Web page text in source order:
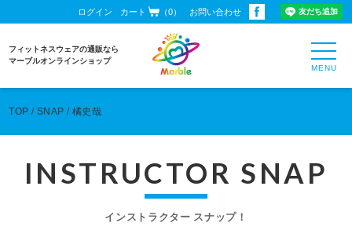
ログイン カート （0） お問い合わせ
フィットネスウェアの通販なら
マーブルオンラインショップ
TOP SNAP 橘史哉
INSTRUCTOR SNAP
インストラクター スナップ！